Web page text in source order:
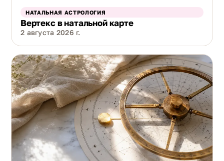
НАТАЛЬНАЯ АСТРОЛОГИЯ
Вертекс в натальной карте
2 августа 2026 г.